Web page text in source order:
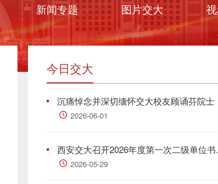
新闻专题 图片交大
今日交大
沉痛悼念并深切缅怀交大校友顾诵芬院士
2026-06-01
西安交大召开2026年度第一次二级单位书
2026-05-29